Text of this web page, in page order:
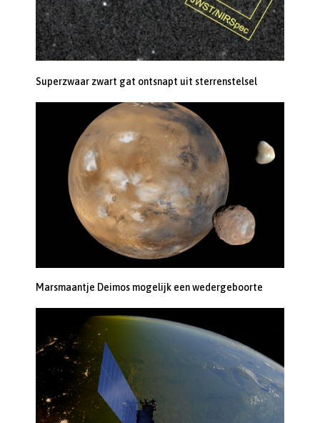
Superzwaar zwart gat ontsnapt uit sterrenstelsel
Marsmaantje Deimos mogelijk een wedergeboorte